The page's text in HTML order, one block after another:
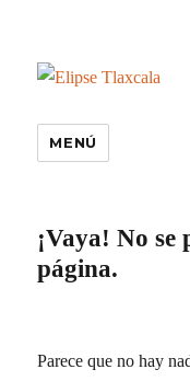
MENÚ
¡Vaya! No se
página.
Parece que no hay